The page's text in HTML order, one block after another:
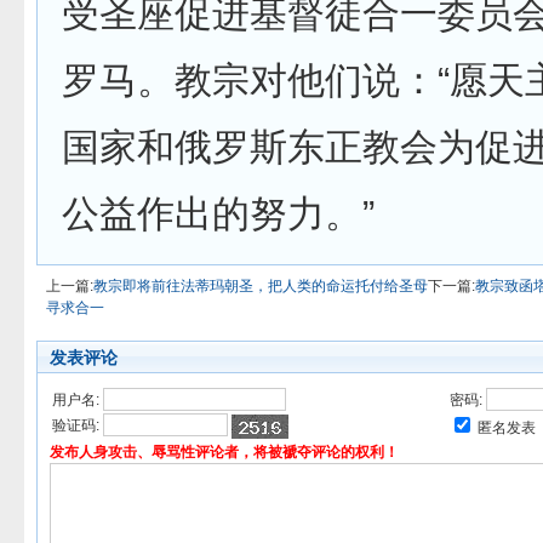
受圣座促进基督徒合一委员
罗马。教宗对他们说：“愿天
国家和俄罗斯东正教会为促
公益作出的努力。”
上一篇:教宗即将前往法蒂玛朝圣，把人类的命运托付给圣母下一篇:教宗致函
寻求合一
发表评论
用户名:
密码:
验证码:
匿名发表
发布人身攻击、辱骂性评论者，将被褫夺评论的权利！